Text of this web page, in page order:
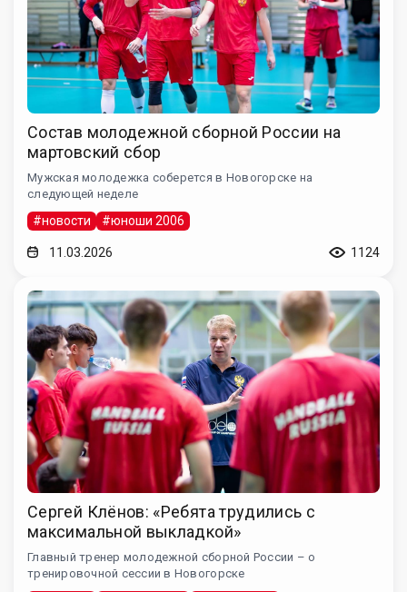
Состав молодежной сборной России на
мартовский сбор
Мужская молодежка соберется в Новогорске на
следующей неделе
#новости #юноши 2006
11.03.2026 1124
Сергей Клёнов: «Ребята трудились с
максимальной выкладкой»
Главный тренер молодежной сборной России – о
тренировочной сессии в Новогорске